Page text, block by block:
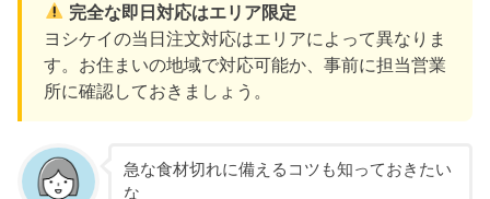
完全な即日対応はエリア限定
ヨシケイの当日注文対応はエリアによって異なりま
す。お住まいの地域で対応可能か、事前に担当営業
所に確認しておきましょう。
急な食材切れに備えるコツも知っておきたい
な